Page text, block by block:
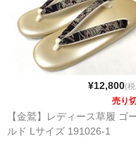
¥12,800(
売り
【金鷲】レディース草履 ゴ
ルド Lサイズ 191026-1